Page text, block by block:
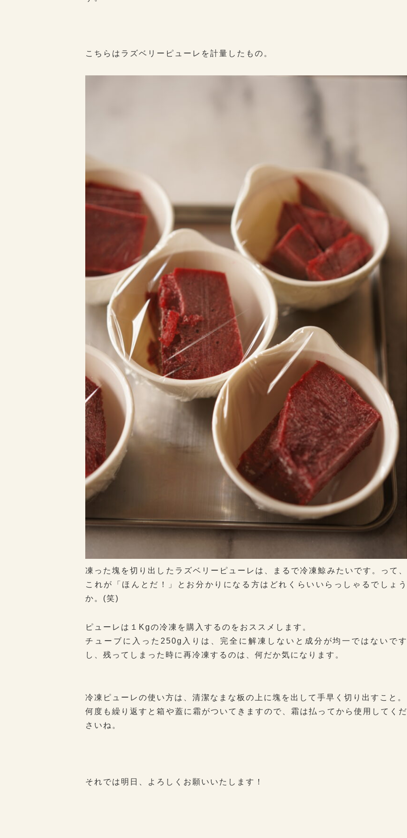
こちらはラズベリーピューレを計量したもの。
凍った塊を切り出したラズベリーピューレは、まるで冷凍鯨みたいです。って、
これが「ほんとだ！」とお分かりになる方はどれくらいいらっしゃるでしょう
か。(笑)
ピューレは１Kgの冷凍を購入するのをおススメします。
チューブに入った250g入りは、完全に解凍しないと成分が均一ではないです
し、残ってしまった時に再冷凍するのは、何だか気になります。
冷凍ピューレの使い方は、清潔なまな板の上に塊を出して手早く切り出すこと。
何度も繰り返すと箱や蓋に霜がついてきますので、霜は払ってから使用してくだ
さいね。
それでは明日、よろしくお願いいたします！